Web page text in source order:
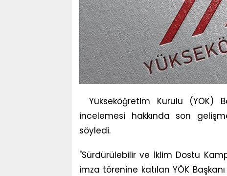
Yükseköğretim Kurulu (YÖK)
incelemesi hakkında son
söyledi.
"Sürdürülebilir ve İklim Dostu
imza törenine katılan YÖK